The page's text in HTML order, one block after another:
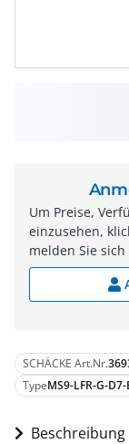
SCHÄCKE Art.Nr.
TypeMS9-LFR-G-
Um Preise,
einzusehen,
melden Sie sich